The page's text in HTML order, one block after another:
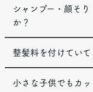
シャンプー・顔そ
か？
整髪料を付けてい
小さな子供でもカッ